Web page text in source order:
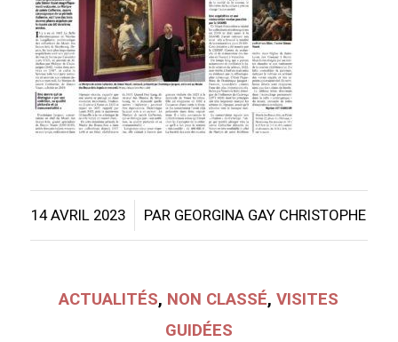
14 AVRIL 2023
/ PAR GEORGINA GAY CHRISTOPHE
ACTUALITÉS, NON CLASSÉ,VISITES
GUIDÉES